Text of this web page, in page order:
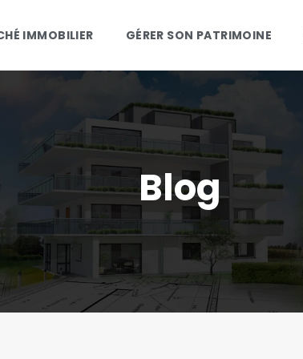
IMMOBILIER GÉRER SON PATRIMOINE
Blog